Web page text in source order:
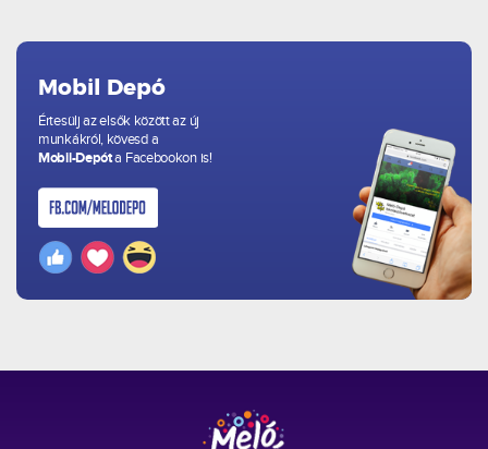
Mobil Depó
Értesülj az elsők között az új
munkákról, kövesd a
Mobil-Depóta Facebookon is!